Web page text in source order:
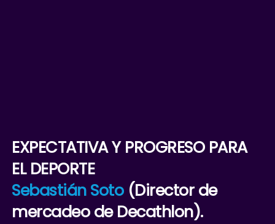
EXPECTATIVA Y PROGRESO PARA
EL DEPORTE
Sebastián Soto(Director de
mercadeo de Decathlon).